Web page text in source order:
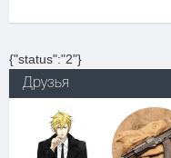
{"status":"2"}
Друзья